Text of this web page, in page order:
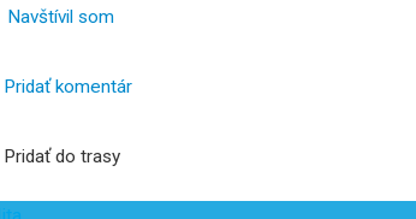
Navštívil som
Pridať komentár
Pridať do trasy